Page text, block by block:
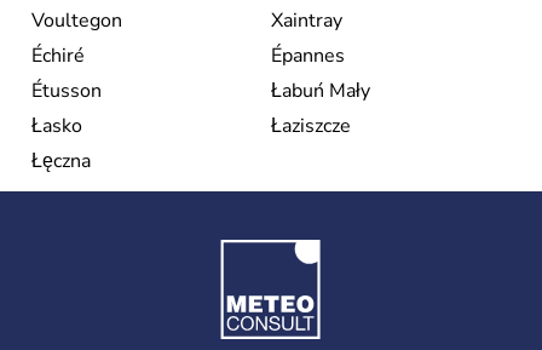
Voultegon
Xaintray
Échiré
Épannes
Étusson
Łabuń Mały
Łasko
Łaziszcze
Łęczna